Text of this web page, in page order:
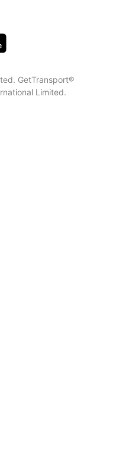
GetTransport®
Limited.